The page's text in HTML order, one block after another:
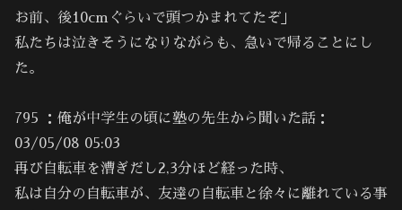
お前、後10cmぐらいで頭つかまれてたぞ」
私たちは泣きそうになりながらも、急いで帰ることにし
た。
795 ：俺が中学生の頃に塾の先生から聞いた話：
03/05/08 05:03
再び自転車を漕ぎだし2,3分ほど経った時、
私は自分の自転車が、友達の自転車と徐々に離れている事